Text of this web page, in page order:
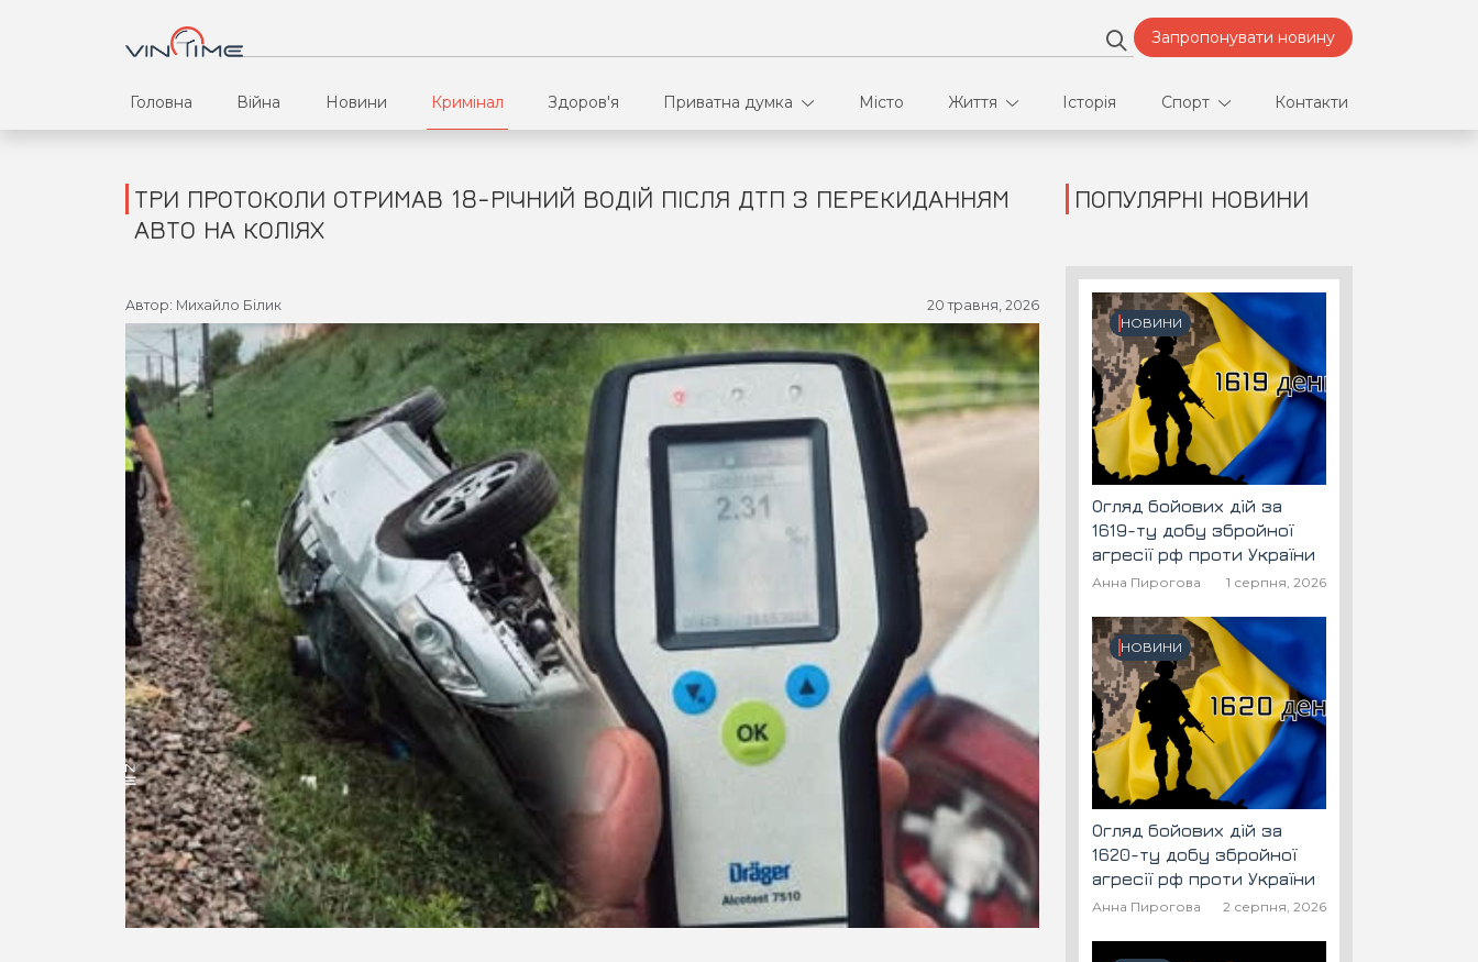
Запропонувати новину
Головна Війна Новини Кримінал Здоров'я Приватна думка
В кулуарах
Місто Життя
Відео
Партнери
Спорт
Історія Спорт
Футбол
Контакти
ТРИ ПРОТОКОЛИ ОТРИМАВ 18-РІЧНИЙ ВОДІЙ ПІСЛЯ ДТП З ПЕРЕКИДАННЯМ
АВТО НА КОЛІЯХ
Автор: Михайло Білик 20 травня, 2026
ПОПУЛЯРНІ НОВИНИ
НОВИНИ
Огляд бойових дій за
1619-ту добу збройної
агресії рф проти України
Анна Пирогова 1 серпня, 2026
НОВИНИ
Огляд бойових дій за
1620-ту добу збройної
агресії рф проти України
Анна Пирогова 2 серпня, 2026